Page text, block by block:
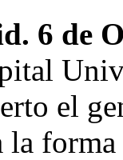
6 de
el
la